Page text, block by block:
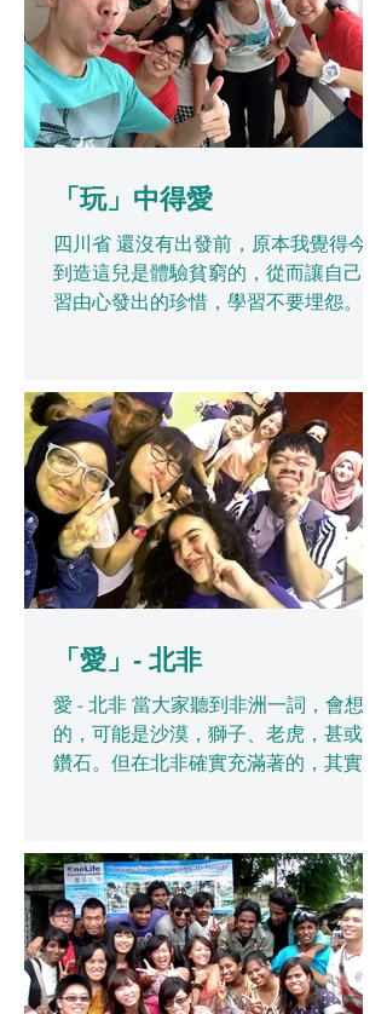
「玩」中得愛
四川省 還沒有出發前，原本我覺得今次
到造這兒是體驗貧窮的，從而讓自己學
習由心發出的珍惜，學習不要埋怨。但
都玩桌遊，透過玩耍加深對他們的認
識，關心他們。 據我所知，這裡的當地
人生命其實是挺破碎的。他們很多人
每...
「愛」- 北非
愛 - 北非 當大家聽到非洲一詞，會想起
的，可能是沙漠，獅子、老虎，甚或是
鑽石。但在北非確實充滿著的，其實是
極嚴重衝擊，失業率更一度高達四成，
當中青年人口（15-24歲）的失業率更是
壯年人口（25-54歲...